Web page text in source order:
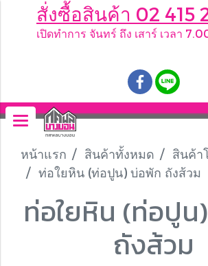
สั่งซื้อสินค้า 02 415
เปิดทำการ จันทร์ ถึง เสาร์ เวลา
หน้าแรก สินค้าทั้งหมด
สินค้า
ท่อใยหิน (ท่อปูน) บ่อพัก ถังส้วม
ท่อใยหิน (ท่อปู
ถังส้วม